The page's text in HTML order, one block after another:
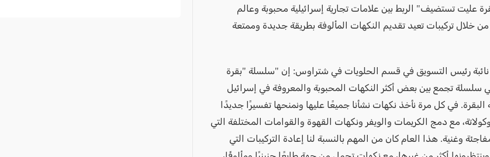
عليت تستضيف" الربط بين علامات تجارية إسرائيلية محبوبة وعالم
من خلال تركيبات تعيد تقديم النكهات المألوفة بطريقة جديدة وممتعة
نائبة رئيس التسويق في قسم الحلويات في شتراوس: إن "سلسلة "بقرة
تجمع بين بعض أكثر النكهات المحبوبة والمعروفة في إسرائيل
البقرة. في كل مرة نأخذ نكهات نشأنا جميعًا عليها ونمنحها تفسيرًا جديدًا
مع دمج الكريمات والويفر ونكهات القهوة والقوامات المختلفة التي
وغنية. هذا العام كان من المهم بالنسبة لنا إعادة التركيبات التي